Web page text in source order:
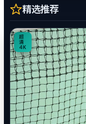
精选推荐
超
清
4K